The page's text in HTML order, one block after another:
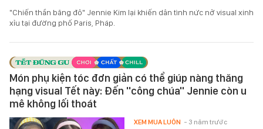
"Chiến thần băng đô" Jennie Kim lại khiến dân tình nức nở visual xinh
xỉu tại đường phố Paris, Pháp.
Món phụ kiện tóc đơn giản có thể giúp nàng thăng
hạng visual Tết này: Đến ''công chúa'' Jennie còn u
mê không lối thoát
XEM MUA LUÔN - 3 năm trước